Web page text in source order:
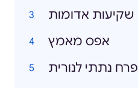
שקיעות אדומות
אפס מאמץ
פרח נתתי לנורית